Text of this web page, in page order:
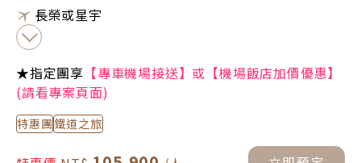
長榮或星宇
★指定團享 【專車機場接送】或【機場飯店加價優惠】
(請看專案頁面)
特惠團 鐵道之旅